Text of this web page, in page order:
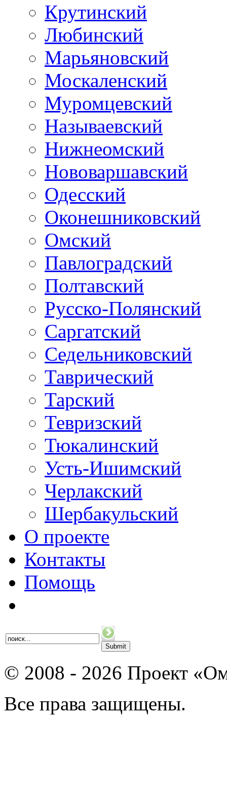
Крутинский
Любинский
Марьяновский
Москаленский
Муромцевский
Называевский
Нижнеомский
Нововаршавский
Одесский
Оконешниковский
Омский
Павлоградский
Полтавский
Русско-Полянский
Саргатский
Седельниковский
Таврический
Тарский
Тевризский
Тюкалинский
Усть-Ишимский
Черлакский
Шербакульский
О проекте
Контакты
Помощь
© 2008 - 2026 Проект
Все права защищены.